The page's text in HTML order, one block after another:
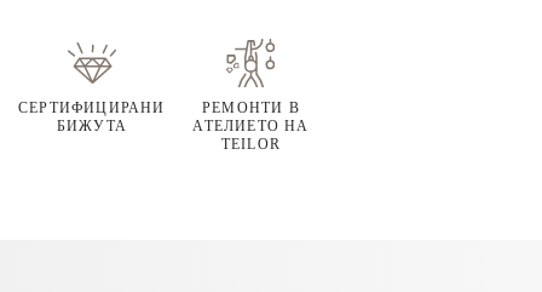
СЕРТИФИЦИРАНИ
БИЖУТА
РЕМОНТИ В
АТЕЛИЕТО НА
TEILOR